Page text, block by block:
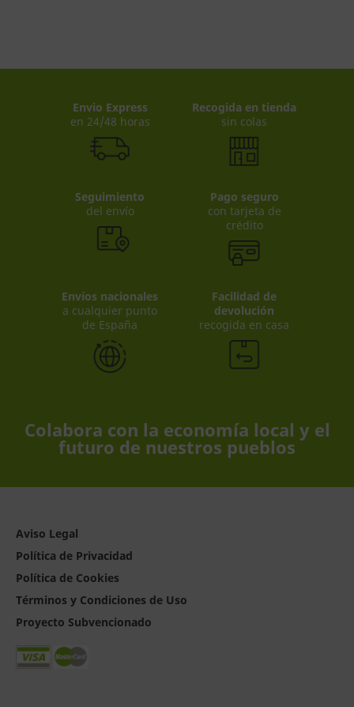
Envio Express
en 24/48 horas
Recogida en tienda
sin colas
Seguimiento
del envío
Pago seguro
con tarjeta de
crédito
Envíos nacionales
a cualquier punto
de España
Facilidad de
devolución
recogida en casa
Colabora con la economía local y el
futuro de nuestros pueblos
Aviso Legal
Política de Privacidad
Política de Cookies
Términos y Condiciones de Uso
Proyecto Subvencionado